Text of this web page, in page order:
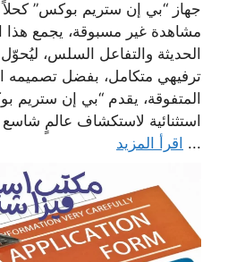
جهاز “بي إن ستريم بوكس” كحلاً
مشاهدة غير مسبوقة، يجمع هذا
الحديثة والتفاعل السلس،
ترفيهي متكامل، بفضل تصميمه
المتفوقة، يقدم “بي إن ستريم
استثنائية لاستكشاف عالمٍ
... اقرأ المزيد